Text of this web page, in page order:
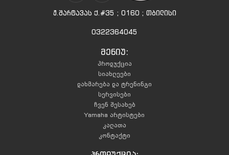
ჟ.შარტავას ქ.#35 ; 0160 ; თბილისი
0322364045
მენიუ:
პროდუქცია
სიახლეები
დახმარება და ტრენინგი
სერვისები
ჩვენ შესახებ
Yamaha არტისტები
კალათა
კონტაქტი